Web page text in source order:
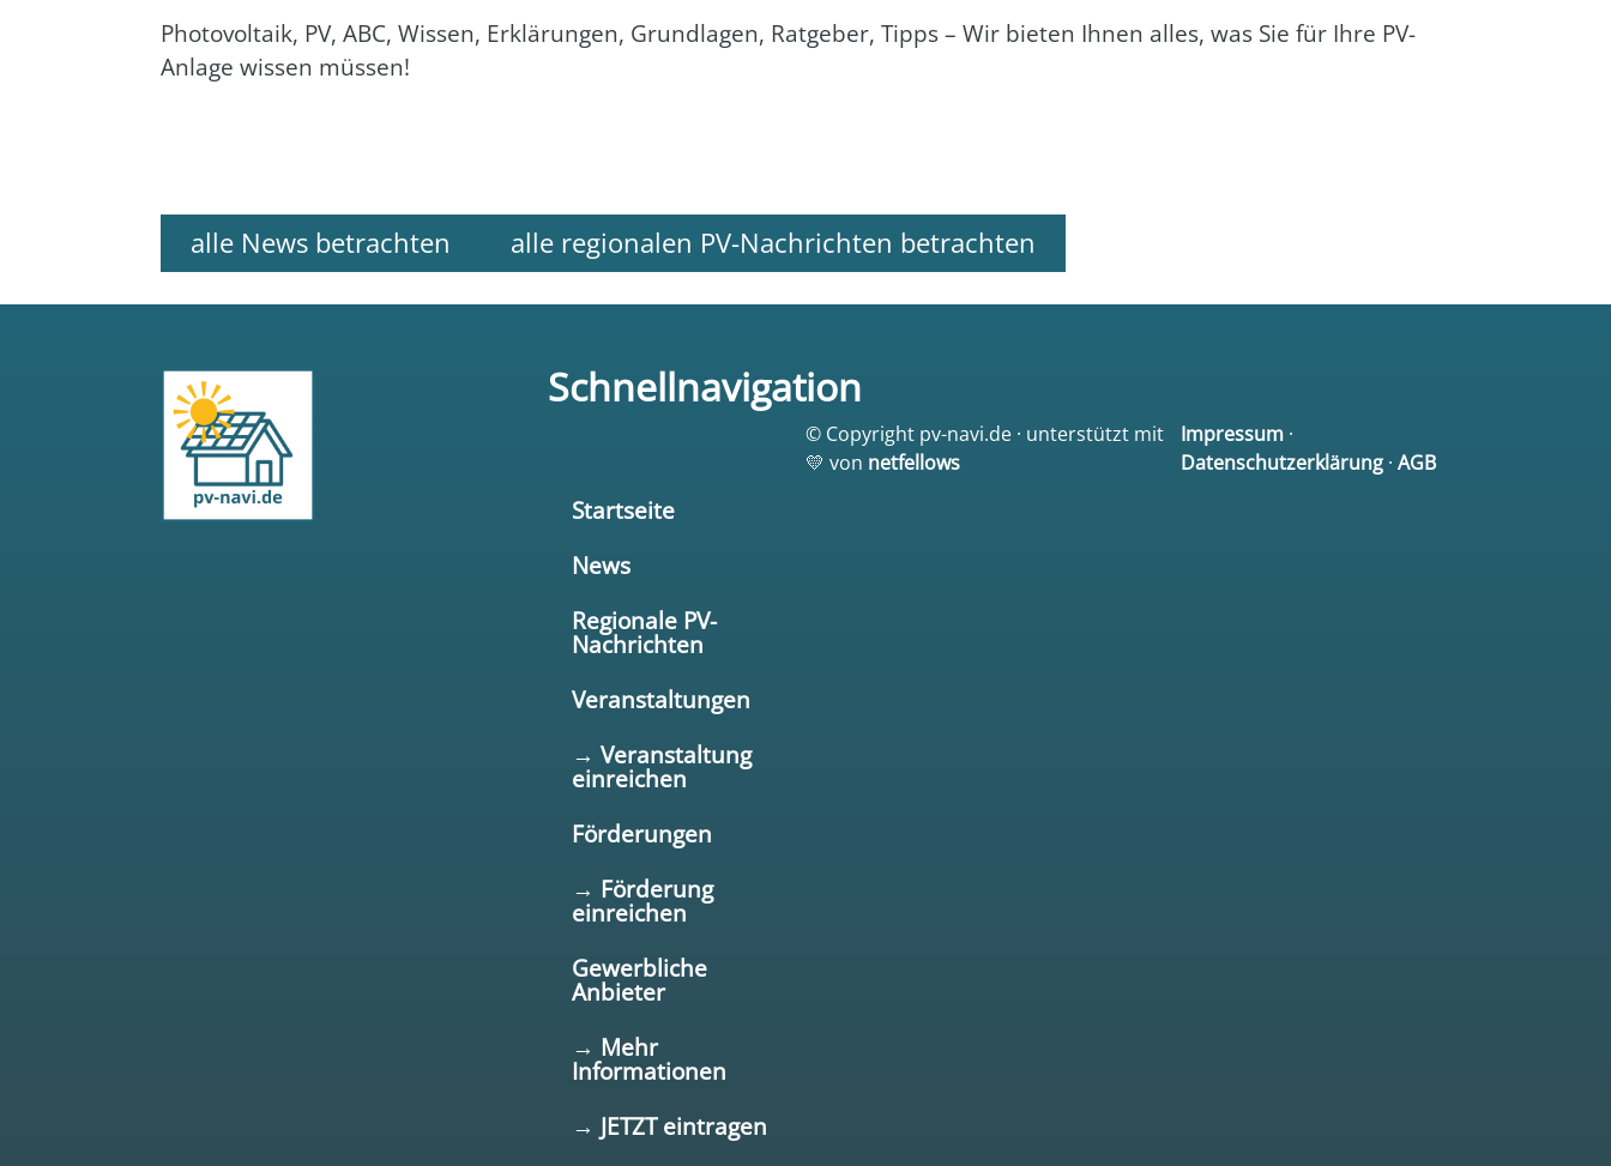
Pho­to­vol­ta­ik, PV, ABC, Wis­sen, Erklä­run­gen, Grund­la­gen, Rat­ge­ber, Tipps – Wir bie­ten Ihnen alles, was Sie für Ihre PV-
Anla­ge wis­sen müs­sen!
alle News betrachten alle regionalen PV-Nachrichten betrachten
Schnellnavigation
Startseite
News
Regionale PV-
Nachrichten
Veranstaltungen
→ Veranstaltung
einreichen
Förderungen
→ Förderung
einreichen
Gewerbliche
Anbieter
→ Mehr
Informationen
→ JETZT eintragen
© Copyright pv-navi.de · unterstützt mit
💛 von netfellows
Impressum·
Datenschutzerklärung· AGB